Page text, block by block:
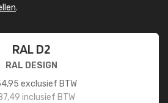
.
RAL D2
RAL DESIGN
exclusief BTW
inclusief BTW